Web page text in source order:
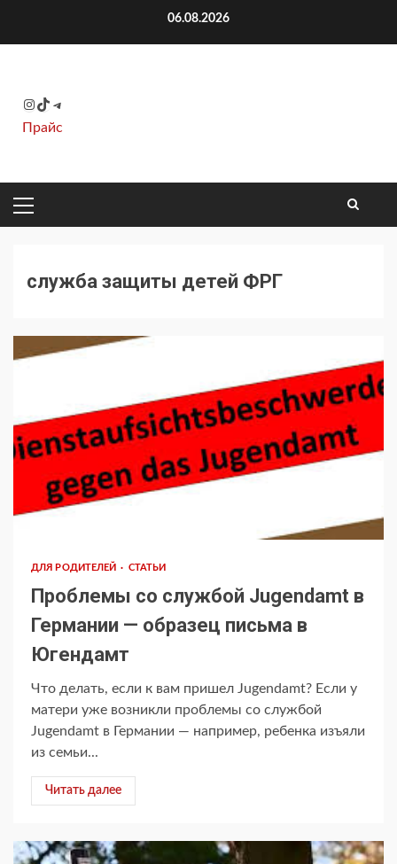
06.08.2026
Instagram
TikTok
Telegram
Прайс
ОСНОВНОЕ
МЕНЮ
служба защиты детей ФРГ
ДЛЯ РОДИТЕЛЕЙ СТАТЬИ
Проблемы со службой Jugendamt в
Германии — образец письма в
Югендамт
Что делать, если к вам пришел Jugendamt? Если у
матери уже возникли проблемы со службой
Jugendamt в Германии — например, ребенка изъяли
из семьи...
Читать далее